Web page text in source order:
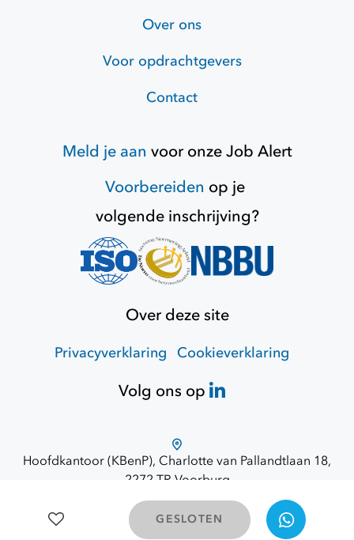
GESLOTEN
Over ons
Voor opdrachtgevers
Contact
Meld je aan voor onzeJob Alert
Voorbereiden op je
volgende inschrijving?
Over deze site
Privacyverklaring Cookieverklaring
Volg ons op
Hoofdkantoor (KBenP), Charlotte van Pallandtlaan 18,
2272 TR Voorburg
Route via Google Maps
© 2026 Opdracht Overheid